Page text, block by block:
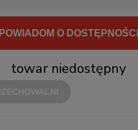
POWIADOM O DOSTĘPNOŚCI
towar niedostępny